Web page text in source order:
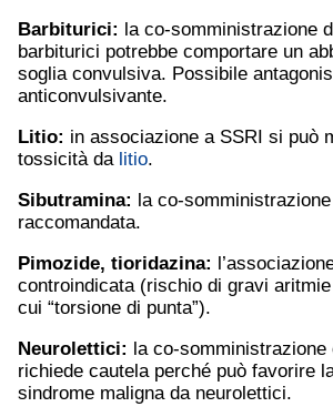
Barbiturici: la co-somministrazione
barbiturici potrebbe comportare un
soglia convulsiva. Possibile
anticonvulsivante.
Litio: in associazione a SSRI si può
tossicità da litio.
Sibutramina: la co-
raccomandata.
Pimozide, tioridazina:
controindicata (rischio di gravi
cui “torsione di punta”).
Neurolettici: la co-somministrazione
richiede cautela perché può favorire
sindrome maligna da neurolettici.